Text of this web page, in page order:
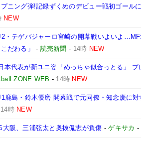
ニング弾!記録ずくめのデビュー戦初ゴール
NEW
・テゲバジャーロ宮崎の開幕戦いよいよ
だわる」
- 読売新聞 - 14時 NEW
本代表が新ユニ姿「めっちゃ似合っとる」
ZONE WEB - 14時 NEW
鹿島・鈴木優磨 開幕戦で元同僚・知念慶に
14時 NEW
大阪、三浦弦太と奥抜侃志が負傷 -ゲキサカ -